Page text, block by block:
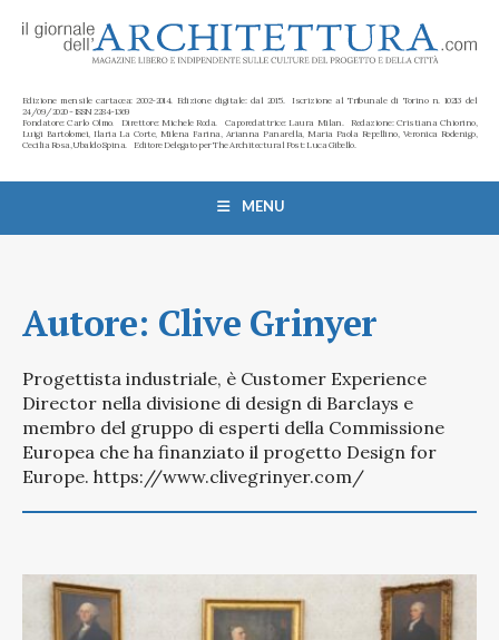
Edizione mensile cartacea: 2002-2014. Edizione digitale: dal 2015. Iscrizione al Tribunale di Torino n. 10213 del
24/09/2020 - ISSN 2284-1369
Fondatore: Carlo Olmo. Direttore: Michele Roda. Caporedattrice: Laura Milan. Redazione: Cristiana Chiorino,
Luigi Bartolomei, Ilaria La Corte, Milena Farina, Arianna Panarella, Maria Paola Repellino, Veronica Rodenigo,
Cecilia Rosa, Ubaldo Spina. Editore Delegato per The Architectural Post: Luca Gibello.
MENU
Autore: Clive Grinyer
Progettista industriale, è Customer Experience
Director nella divisione di design di Barclays e
membro del gruppo di esperti della Commissione
Europea che ha finanziato il progetto Design for
Europe. https://www.clivegrinyer.com/